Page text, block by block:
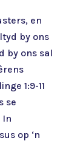
en
by ons
by ons sal
1:9-11
se
In
op ‘n